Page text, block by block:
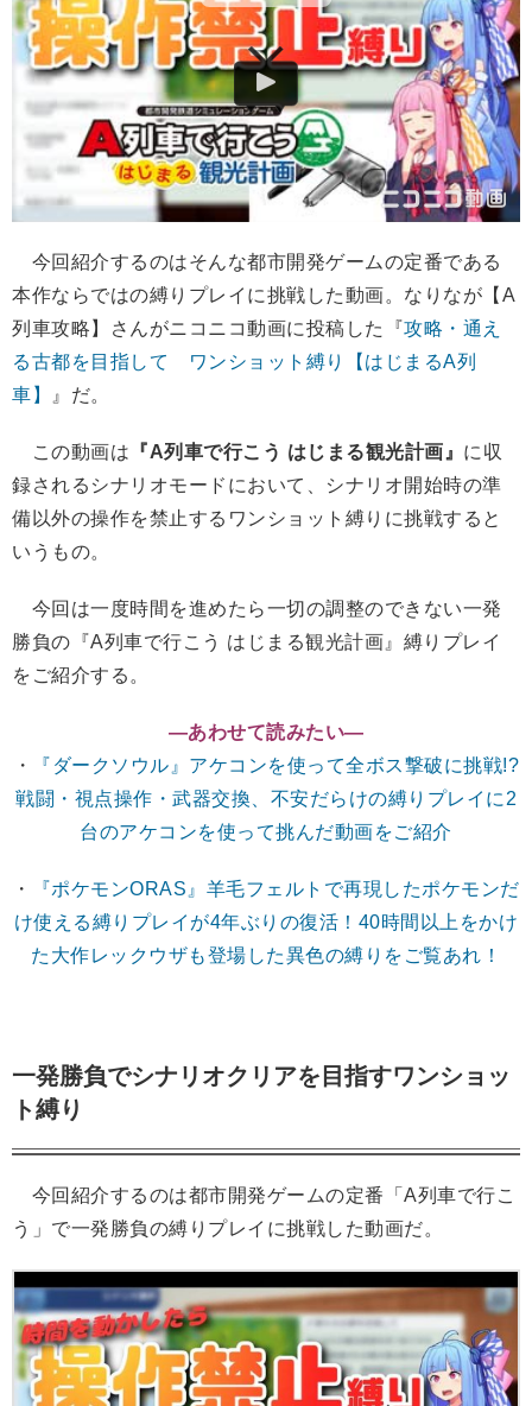
今回紹介するのはそんな都市開発ゲームの定番である
本作ならではの縛りプレイに挑戦した動画。なりなが【A
列車攻略】さんがニコニコ動画に投稿した『攻略・通え
る古都を目指して ワンショット縛り【はじまるA列
車】
』だ。
この動画は 『A列車で行こう はじまる観光計画』 に収
録されるシナリオモードにおいて、シナリオ開始時の準
備以外の操作を禁止するワンショット縛りに挑戦すると
いうもの。
今回は一度時間を進めたら一切の調整のできない一発
勝負の『A列車で行こう はじまる観光計画』縛りプレイ
をご紹介する。
―あわせて読みたい―
・
『ダークソウル』アケコンを使って全ボス撃破に挑戦!?
戦闘・視点操作・武器交換、不安だらけの縛りプレイに2
台のアケコンを使って挑んだ動画をご紹介
・
『ポケモンORAS』羊毛フェルトで再現したポケモンだ
け使える縛りプレイが4年ぶりの復活！40時間以上をかけ
た大作レックウザも登場した異色の縛りをご覧あれ！
一発勝負でシナリオクリアを目指すワンショッ
ト縛り
今回紹介するのは都市開発ゲームの定番「A列車で行こ
う」で一発勝負の縛りプレイに挑戦した動画だ。